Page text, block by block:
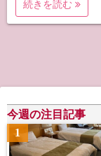
続きを読む
今週の注目記事
1